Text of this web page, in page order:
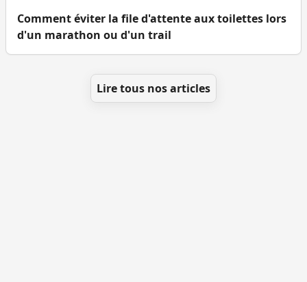
Comment éviter la file d'attente aux toilettes lors
d'un marathon ou d'un trail
Lire tous nos articles